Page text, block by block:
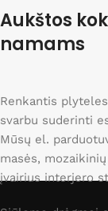
Aukštos
namams
Renkantis
svarbu suderinti
Mūsų el.
masės,
įvairius interjero